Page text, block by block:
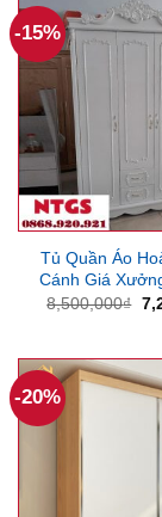
-15%
Tủ Quần Áo
Cánh Giá
8,500,000₫
gốc
-20%